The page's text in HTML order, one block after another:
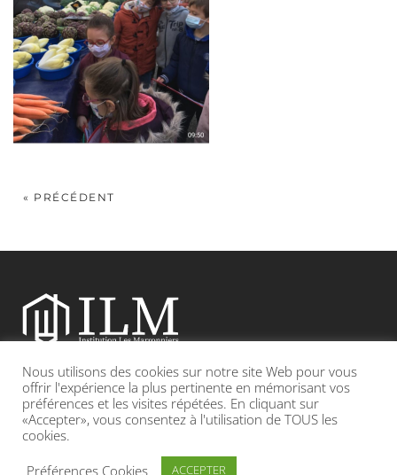
« PRÉCÉDENT
Etablissement catholique sous contrat d’association avec l’Etat
Adresse : 19, Grande rue 69420 CONDRIEU
INFOS LÉGALES POLITIQUE DE CONFIDENTIALITÉ
Nous utilisons des cookies sur notre site Web pour vous
offrir l'expérience la plus pertinente en mémorisant vos
préférences et les visites répétées. En cliquant sur
«Accepter», vous consentez à l'utilisation de TOUS les
cookies.
Préférences Cookies
ACCEPTER